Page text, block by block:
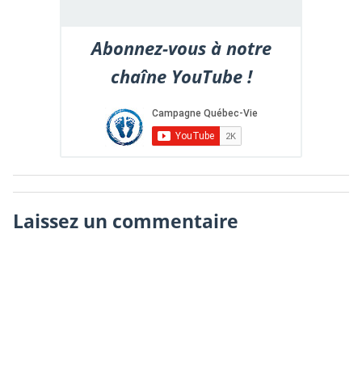
Abonnez-vous à notre
chaîne YouTube !
Laissez un commentaire